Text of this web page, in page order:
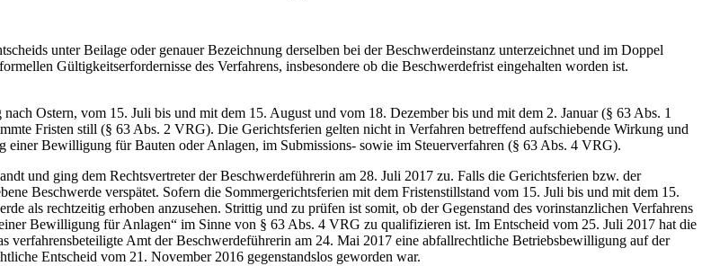
unter Beilage oder genauer Bezeichnung derselben bei der Beschwerdeinstanz unterzeichnet und im Doppel
Gültigkeitserfordernisse des Verfahrens, insbesondere ob die Beschwerdefrist eingehalten worden ist.
Ostern, vom 15. Juli bis und mit dem 15. August und vom 18. Dezember bis und mit dem 2. Januar (§ 63 Abs. 1
Fristen still (§ 63 Abs. 2 VRG). Die Gerichtsferien gelten nicht in Verfahren betreffend aufschiebende Wirkung und
Bewilligung für Bauten oder Anlagen, im Submissions- sowie im Steuerverfahren (§ 63 Abs. 4 VRG).
und ging dem Rechtsvertreter der Beschwerdeführerin am 28. Juli 2017 zu. Falls die Gerichtsferien bzw. der
Beschwerde verspätet. Sofern die Sommergerichtsferien mit dem Fristenstillstand vom 15. Juli bis und mit dem 15.
als rechtzeitig erhoben anzusehen. Strittig und zu prüfen ist somit, ob der Gegenstand des vorinstanzlichen Verfahrens
Bewilligung für Anlagen“ im Sinne von § 63 Abs. 4 VRG zu qualifizieren ist. Im Entscheid vom 25. Juli 2017 hat die
verfahrensbeteiligte Amt der Beschwerdeführerin am 24. Mai 2017 eine abfallrechtliche Betriebsbewilligung auf der
Entscheid vom 21. November 2016 gegenstandslos geworden war.